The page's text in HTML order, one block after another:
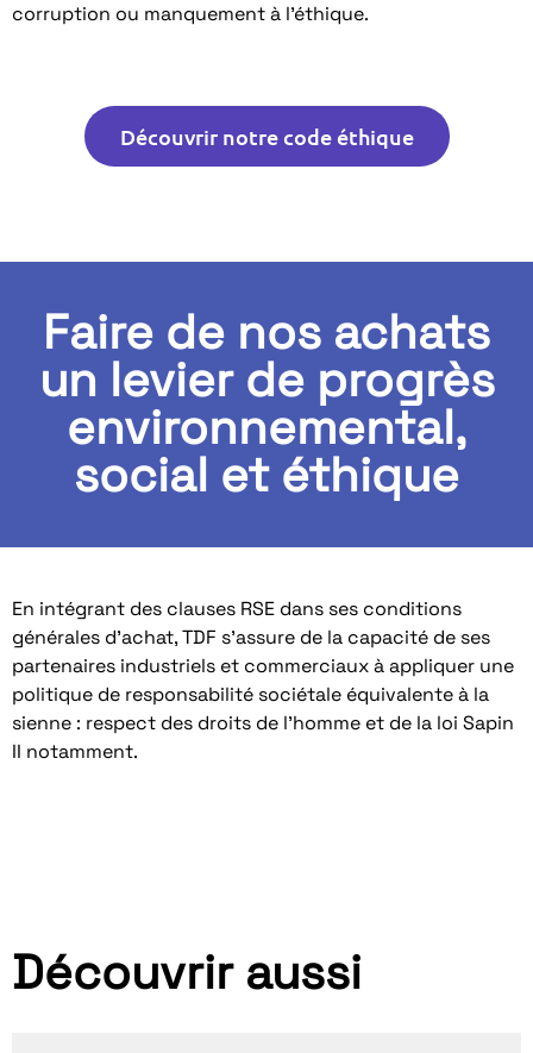
corruption ou manquement à l’éthique.
Découvrir notre code éthique
Faire de nos achats
un levier de progrès
environnemental,
social et éthique
En intégrant des clauses RSE dans ses conditions
générales d’achat, TDF s’assure de la capacité de ses
partenaires industriels et commerciaux à appliquer une
politique de responsabilité sociétale équivalente à la
sienne : respect des droits de l’homme et de la loi Sapin
II notamment.
Découvrir aussi